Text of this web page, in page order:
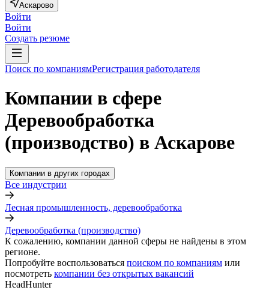
Аскарово
Войти
Войти
Создать резюме
Поиск по компаниямРегистрация работодателя
Компании в сфере
Деревообработка
(производство) в Аскарове
Компании в других городах
Все индустрии
Лесная промышленность, деревообработка
Деревообработка (производство)
К сожалению, компании данной сферы не найдены в этом
регионе.
Попробуйте воспользоваться поиском по компаниям или
посмотреть компании без открытых вакансий
HeadHunter